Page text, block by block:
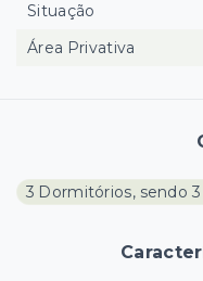
3 Dormitórios, sendo
Situação
Área Privativa